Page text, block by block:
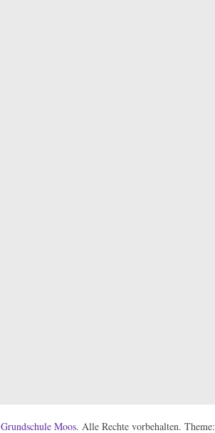
Grundschule Moos. Alle Rechte vorbehalten. Theme: